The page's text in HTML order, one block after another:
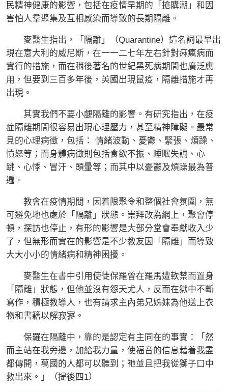
民精神健康的影響，包括在疫情早期的「搶購潮」和因
害怕人羣聚集及互相感染而導致的長期隔離。
麥醫生指出，「隔離」（Quarantine）這名詞最早出
現在意大利的威尼斯，在一一二七年左右針對痳瘋病而
實行的措施，而在稍後著名的世紀黑死病期間也廣泛應
用，但要到三百多年後，英國出現鼠疫，隔離措施才再
出現。
其實我們不要小覷隔離的影響。有研究指出，在疫
症隔離期間很容易出現心理壓力，甚至精神障礙。最常
見的心理病徵，包括： 情緒波動、憂鬱、緊張、煩躁、
憤怒等；而身體病徵則包括食欲不振、睡眠失調、心
跳、心悸、冒汗、頭暈等；而其中以憂鬱及煩躁最為普
遍。
教會在疫情期間，因着限聚令和整個社會氛圍，無
可避免地也處於「隔離」狀態。崇拜改為網上，聚會停
頓，探訪也停止，有形的影響是大部分堂會奉獻收入少
了，但無形而實在的影響是不少教友因「隔離」而導致
大大小小的情緒病和精神困擾。
麥醫生在書中引用使徒保羅曾在羅馬遭軟禁而置身
「隔離」狀態，但他並沒有怨天尤人，反而在獄中不斷
寫作，積極教導人，也有請求主內弟兄姊妹為他送上衣
物和書籍以解寂寥。
保羅在隔離中，靠的是認定有主同在的事實：「然
而主站在我旁邊，加給我力量，使福音的信息藉着我盡
都傳開，萬國的人都可以聽到；祂並且把我從獅子口中
救出來。」（提後四1）